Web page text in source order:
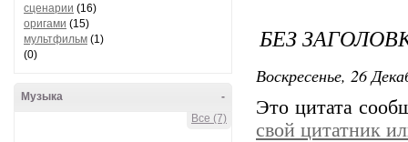
сценарии (16)
оригами (15)
мультфильм (1)
(0)
-
Музыка
Все (7)
БЕЗ
Воскресенье, 26
Это цитата
свой цитатник